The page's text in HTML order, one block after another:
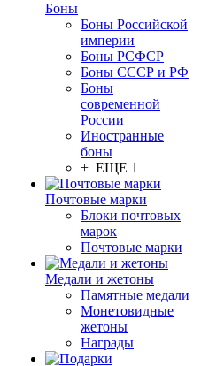
Боны
Боны Российской
империи
Боны РСФСР
Боны СССР и РФ
Боны
современной
России
Иностранные
боны
+ ЕЩЕ 1
Почтовые марки
Блоки почтовых
марок
Почтовые марки
Медали и жетоны
Памятные медали
Монетовидные
жетоны
Награды